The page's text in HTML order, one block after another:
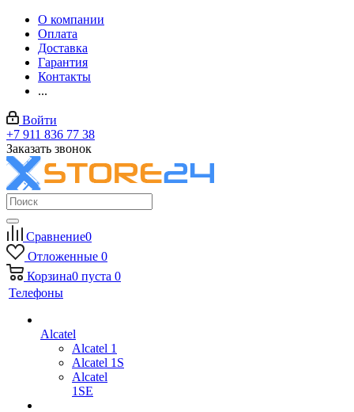
О компании
Оплата
Доставка
Гарантия
Контакты
...
Войти
+7 911 836 77 38
Заказать звонок
Сравнение0
Отложенные 0
Корзина0 пуста 0
Телефоны
Alcatel
Alcatel 1
Alcatel 1S
Alcatel
1SE